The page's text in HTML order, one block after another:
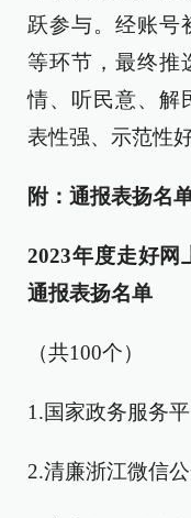
跃参与。经账号
等环节，最终推
情、听民意、解
表性强、示范性
附：通报表扬名
2023年度走好网
通报表扬名单
（共100个）
1.国家政务服务
2.清廉浙江微信